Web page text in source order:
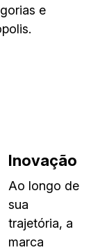
e
Inovação
Ao longo de
sua
trajetória, a
marca